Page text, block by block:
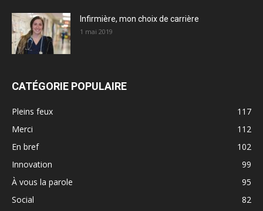
Infirmière, mon choix de carrière
1 mai 2019
CATÉGORIE POPULAIRE
Pleins feux
117
Merci
112
En bref
102
Innovation
99
À vous la parole
95
Social
82